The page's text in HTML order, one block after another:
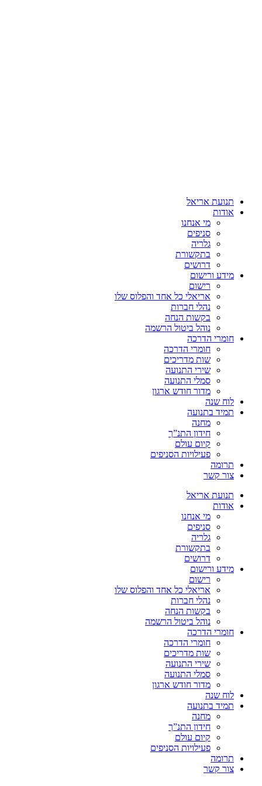
תנועת אריאל
אודות
מי אנחנו
סניפים
גלריה
בתקשורת
דרושים
מידע ורישום
רישום
אריאלי כל אחד והפלוס שלו
נהלי חברות
בקשות הנחה
נוהל ביטול הרשמה
חומרי הדרכה
חומרי הדרכה
שות מדריכים
שירי התנועה
סמלי התנועה
מדור חודש ארגון
לוח שנה
תמיד בתנועה
מחנה
חידון התנ”ך
קיום עולם
פעילויות הסניפים
תרומה
צור קשר
תנועת אריאל
אודות
מי אנחנו
סניפים
גלריה
בתקשורת
דרושים
מידע ורישום
רישום
אריאלי כל אחד והפלוס שלו
נהלי חברות
בקשות הנחה
נוהל ביטול הרשמה
חומרי הדרכה
חומרי הדרכה
שות מדריכים
שירי התנועה
סמלי התנועה
מדור חודש ארגון
לוח שנה
תמיד בתנועה
מחנה
חידון התנ”ך
קיום עולם
פעילויות הסניפים
תרומה
צור קשר